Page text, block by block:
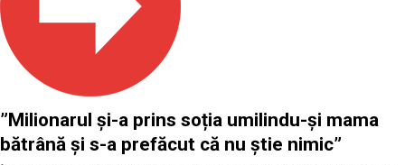
”Milionarul și-a prins soția umilindu-și mama
bătrână și s-a prefăcut că nu știe nimic”